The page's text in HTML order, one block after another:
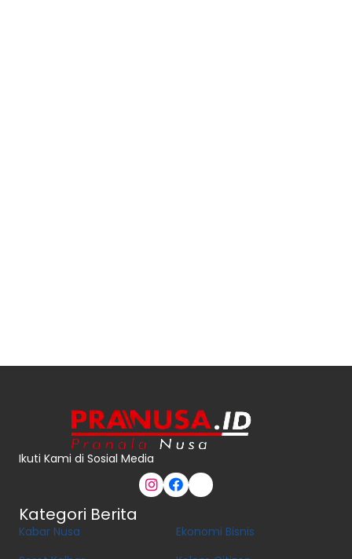
Ikuti Kami di Sosial Media
Kategori Berita
Kabar Nusa
Ekonomi Bisnis